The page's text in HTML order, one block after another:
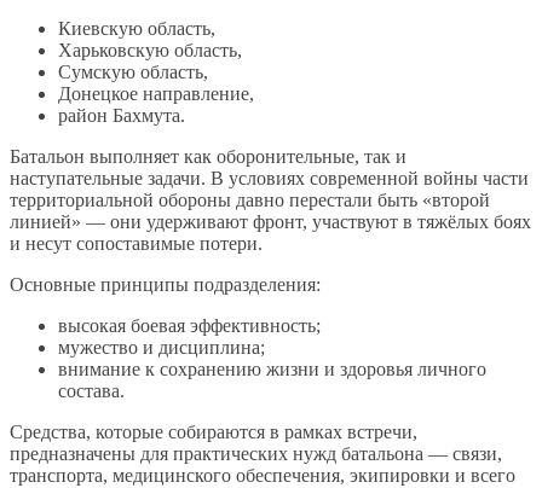
Киевскую область,
Харьковскую область,
Сумскую область,
Донецкое направление,
район Бахмута.
Батальон выполняет как оборонительные, так и
наступательные задачи. В условиях современной войны части
территориальной обороны давно перестали быть «второй
линией» — они удерживают фронт, участвуют в тяжёлых боях
и несут сопоставимые потери.
Основные принципы подразделения:
высокая боевая эффективность;
мужество и дисциплина;
внимание к сохранению жизни и здоровья личного
состава.
Средства, которые собираются в рамках встречи,
предназначены для практических нужд батальона — связи,
транспорта, медицинского обеспечения, экипировки и всего